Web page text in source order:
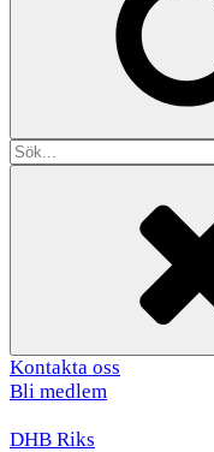
Search
for
Kontakta oss
Bli medlem
DHB Riks